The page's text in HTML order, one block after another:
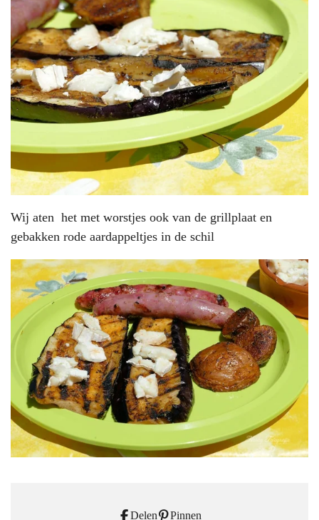
Wij aten het met worstjes ook van de grillplaat en
gebakken rode aardappeltjes in de schil
Delen Pinnen